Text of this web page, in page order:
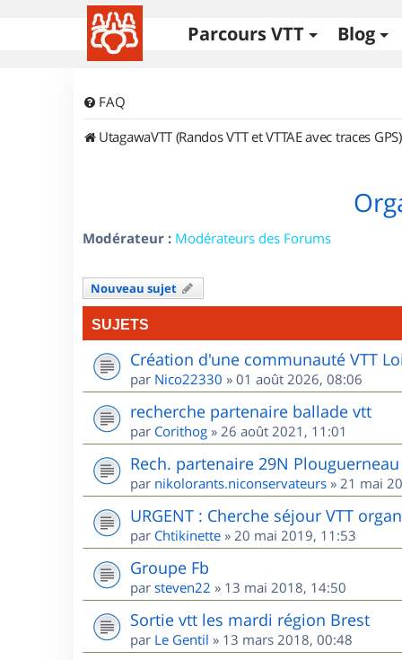
Parcours VTT Blog
FAQ
UtagawaVTT (Randos VTT et VTTAE avec traces GPS)
Modérateur : Modérateurs des Forums
Nouveau sujet
SUJETS
Création d'une communauté VTT
par Nico22330 » 01 août 2026, 08:06
recherche partenaire ballade vtt
par Corithog » 26 août 2021, 11:01
Rech. partenaire 29N
par nikolorants.niconservateurs » 21 mai
URGENT : Cherche séjour VTT
par Chtikinette » 20 mai 2019, 11:53
Groupe Fb
par steven22 » 13 mai 2018, 14:50
Sortie vtt les mardi région Brest
par Le Gentil » 13 mars 2018, 00:48